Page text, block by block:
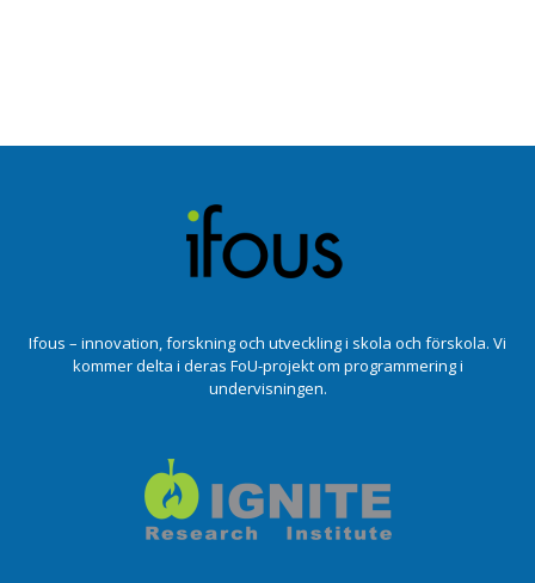
Ifous – innovation, forskning och utveckling i skola och förskola. Vi
kommer delta i deras FoU-projekt om programmering i
undervisningen.